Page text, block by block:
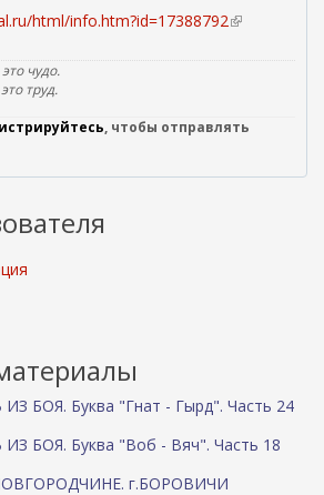
html/info.htm?id=17388792(
н
н
я
чудо.
труд.
, чтобы отправлять
БОЯ. Буква "Гнат - Гырд". Часть 24
БОЯ. Буква "Воб - Вяч". Часть 18
г.БОРОВИЧИ